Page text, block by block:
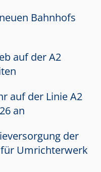
Bahnhofs
auf der A2
auf der Linie A2
an
der
Umrichterwerk